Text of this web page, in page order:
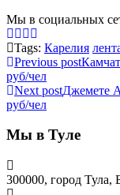
Мы в социальных
Tags: Карелия
Previous post
руб/чел
Next postДжемете
руб/чел
Мы в Туле
300000, город Тула,